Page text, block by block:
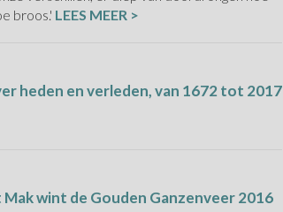
broos.' LEES MEER >
heden en verleden, van 1672 tot 2017
wint de Gouden Ganzenveer 2016